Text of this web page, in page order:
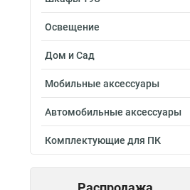
Освещение
Дом и Сад
Мобильные аксессуары
Автомобильные аксессуары
Комплектующие для ПК